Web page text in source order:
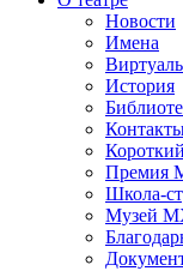
Новости
Имена
История
Премия
Школа-
Музей